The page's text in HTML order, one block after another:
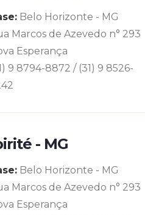
Belo Horizonte - MG
Marcos de Azevedo n° 293
Esperança
9 8794-8872 / (31) 9 8526-
- MG
Belo Horizonte - MG
Marcos de Azevedo n° 293
Esperança